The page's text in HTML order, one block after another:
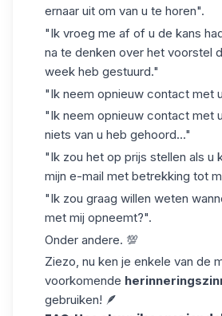
ernaar uit om van u te horen".
"Ik vroeg me af of u de kans
na te denken over het voorstel
week heb gestuurd."
"Ik neem opnieuw contact met
"Ik neem opnieuw contact met
niets van u heb gehoord..."
"Ik zou het op prijs stellen als u
mijn e-mail met betrekking tot
"Ik zou graag willen weten
met mij opneemt?".
Onder andere. 💯
Ziezo, nu ken je enkele van de
voorkomende
gebruiken! 🪶